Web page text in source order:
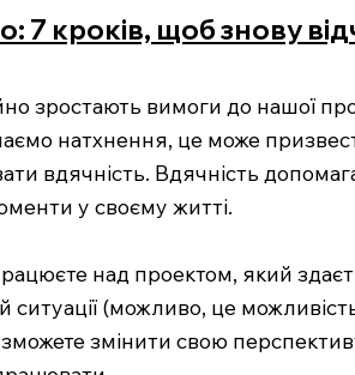
7 кроків, щоб знову
зростають вимоги до нашої
натхнення, це може
вдячність. Вдячність
у своєму житті.
над проектом, який
ситуації (можливо, це
змінити свою